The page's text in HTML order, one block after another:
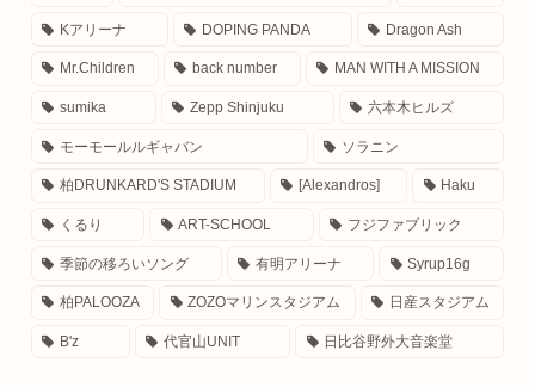
Kアリーナ DOPING PANDA Dragon Ash
Mr.Children back number MAN WITH A MISSION
sumika Zepp Shinjuku 六本木ヒルズ
モーモールルギャバン ソラニン
柏DRUNKARD'S STADIUM [Alexandros] Haku
くるり ART-SCHOOL フジファブリック
季節の移ろいソング 有明アリーナ Syrup16g
柏PALOOZA ZOZOマリンスタジアム 日産スタジアム
B'z 代官山UNIT 日比谷野外大音楽堂